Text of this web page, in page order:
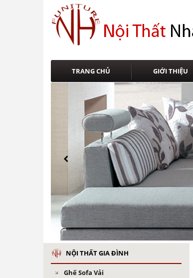
TRANG CHỦ GIỚI THIỆU
NỘI THẤT GIA ĐÌNH
Ghế Sofa Vải